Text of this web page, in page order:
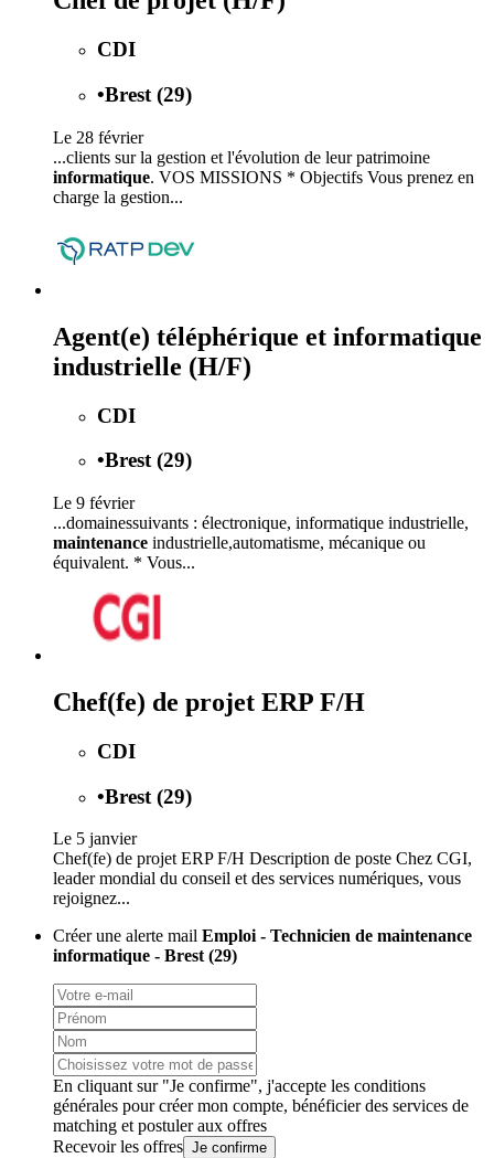
CDI
•Brest (29)
Le 28 février
...clients sur la gestion et l'évolution de leur patrimoine
informatique. VOS MISSIONS * Objectifs Vous prenez en
charge la gestion...
Agent(e) téléphérique et informatique
industrielle (H/F)
CDI
•Brest (29)
Le 9 février
...domainessuivants : électronique, informatique industrielle,
maintenance industrielle,automatisme, mécanique ou
équivalent. * Vous...
Chef(fe) de projet ERP F/H
CDI
•Brest (29)
Le 5 janvier
Chef(fe) de projet ERP F/H Description de poste Chez CGI,
leader mondial du conseil et des services numériques, vous
rejoignez...
Créer une alerte mail Emploi - Technicien de maintenance
informatique - Brest (29)
En cliquant sur "Je confirme", j'accepte les conditions
générales pour créer mon compte, bénéficier des services de
matching et postuler aux offres
Recevoir les offres Je confirme